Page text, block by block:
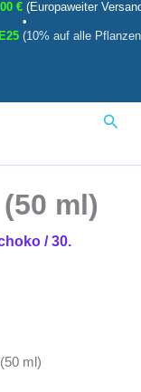
€ (Europaweiter
•
(10% auf alle
ml)
/30.
ml)